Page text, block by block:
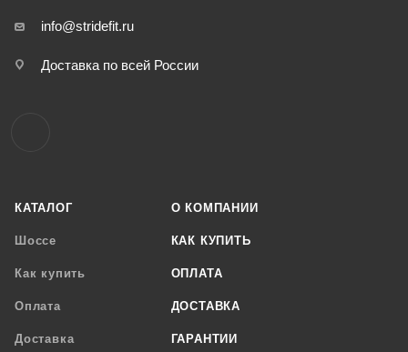
КАТАЛОГ
Шоссе
Как купить
Оплата
Доставка
О КОМПАНИИ
КАК КУПИТЬ
ОПЛАТА
ДОСТАВКА
ГАРАНТИИ
info@stridefit.ru
Доставка по всей России